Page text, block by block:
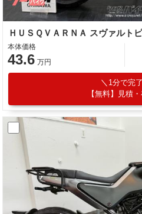
ＨＵＳＱＶＡＲＮＡ スヴァルト
本体価格
43.6 万円
1分で完
【無料】見積